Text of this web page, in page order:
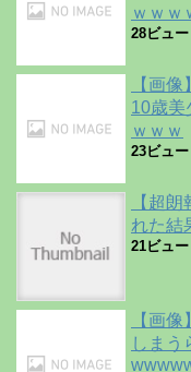
ｗｗｗ
28ビュー
【画
10歳美
ｗｗｗ
23ビュー
【超
れた結
21ビュー
【画
しまう